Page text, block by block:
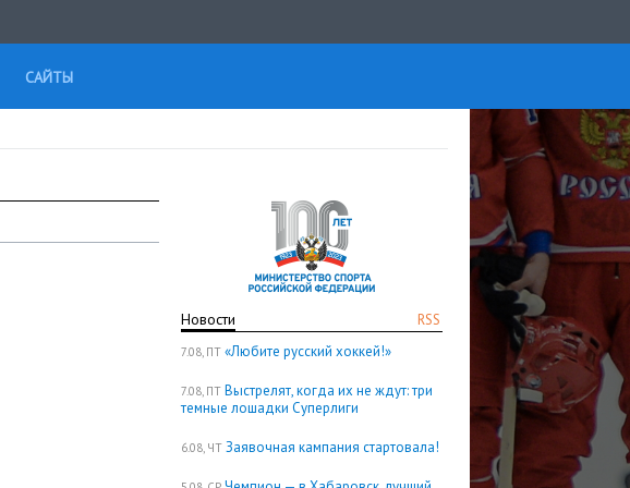
САЙТЫ
RSS
Новости
7.08, ПТ «Любите русский хоккей!»
7.08, ПТ Выстрелят, когда их не ждут: три
темные лошадки Суперлиги
6.08, ЧТ Заявочная кампания стартовала!